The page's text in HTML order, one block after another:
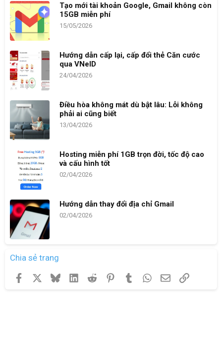
Tạo mới tài khoản Google, Gmail không còn
15GB miễn phí
15/05/2026
Hướng dẫn cấp lại, cấp đổi thẻ Căn cước
qua VNeID
24/04/2026
Điều hòa không mát dù bật lâu: Lỗi không
phải ai cũng biết
13/04/2026
Hosting miễn phí 1GB trọn đời, tốc độ cao
và cấu hình tốt
02/04/2026
Hướng dẫn thay đổi địa chỉ Gmail
02/04/2026
Chia sẻ trang
Facebook BlueskyLinkedInReddit PinterestTumblr WhatsApp
EmailLink